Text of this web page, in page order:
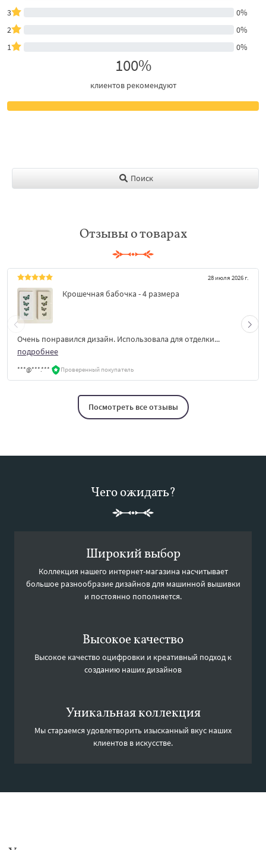
3
0%
2
0%
1
0%
100%
клиентов рекомендуют
Поиск
Отзывы о товарах
28 июля 2026 г.
Крошечная бабочка - 4 размера
Очень понравился дизайн. Использовала для отделки...
подробнее
***@***.*** Проверенный покупатель
Посмотреть все отзывы
Чего ожидать?
Широкий выбор
Коллекция нашего интернет-магазина насчитывает
большое разнообразие дизайнов для машинной вышивки
и постоянно пополняется.
Высокое качество
Высокое качество оцифровки и креативный подход к
созданию наших дизайнов
Уникальная коллекция
Мы стараемся удовлетворить изысканный вкус наших
клиентов в искусстве.